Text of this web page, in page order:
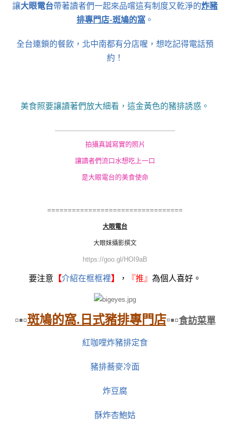
讓大眼電台帶著讀者們一起來品嚐這有制度又乾淨的炸豬
排專門店-斑鳩的窩 。
全台連鎖的餐飲，北中南都有分店喔，想吃記得電話預
約！
美食照要讓讀著們放大細看，這金黃色的豬排誘惑。
拍攝真誠寫實的照片
讓讀者們流口水想吃上一口
是大眼電台的美食使命
=================================
大眼電台
大眼妹攝影撰文
https://goo.gl/HOI9aB
要注意 【介紹在框框裡】 ， 『推』 為個人喜好。
▫▪▫斑鳩的窩.日式豬排專門店▫▪▫食訪菜單
紅咖哩炸豬排定食
豬排蕎麥冷面
炸豆腐
酥炸杏鮑姑